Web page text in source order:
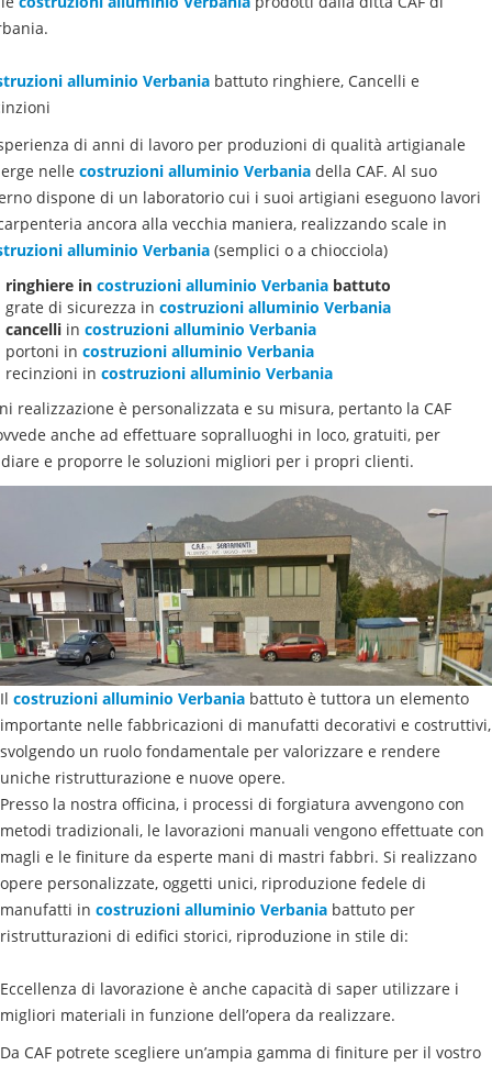
alluminio Verbania battuto ringhiere, Cancelli e
di anni di lavoro per produzioni di qualità artigianale
nelle costruzioni alluminio Verbania della CAF. Al suo
dispone di un laboratorio cui i suoi artigiani eseguono lavori
ancora alla vecchia maniera, realizzando scale in
alluminio Verbania (semplici o a chiocciola)
ringhiere in costruzioni alluminio Verbania battuto
grate di sicurezza in costruzioni alluminio Verbania
cancelli in costruzioni alluminio Verbania
portoni in costruzioni alluminio Verbania
recinzioni in costruzioni alluminio Verbania
realizzazione è personalizzata e su misura, pertanto la CAF
anche ad effettuare sopralluoghi in loco, gratuiti, per
e proporre le soluzioni migliori per i propri clienti.
Il costruzioni alluminio Verbania battuto è tuttora un elemento
importante nelle fabbricazioni di manufatti decorativi e costruttivi,
svolgendo un ruolo fondamentale per valorizzare e rendere
uniche ristrutturazione e nuove opere.
Presso la nostra officina, i processi di forgiatura avvengono con
metodi tradizionali, le lavorazioni manuali vengono effettuate con
magli e le finiture da esperte mani di mastri fabbri. Si realizzano
opere personalizzate, oggetti unici, riproduzione fedele di
manufatti in costruzioni alluminio Verbania battuto per
ristrutturazioni di edifici storici, riproduzione in stile di:
Eccellenza di lavorazione è anche capacità di saper utilizzare i
migliori materiali in funzione dell’opera da realizzare.
Da CAF potrete scegliere un’ampia gamma di finiture per il vostro